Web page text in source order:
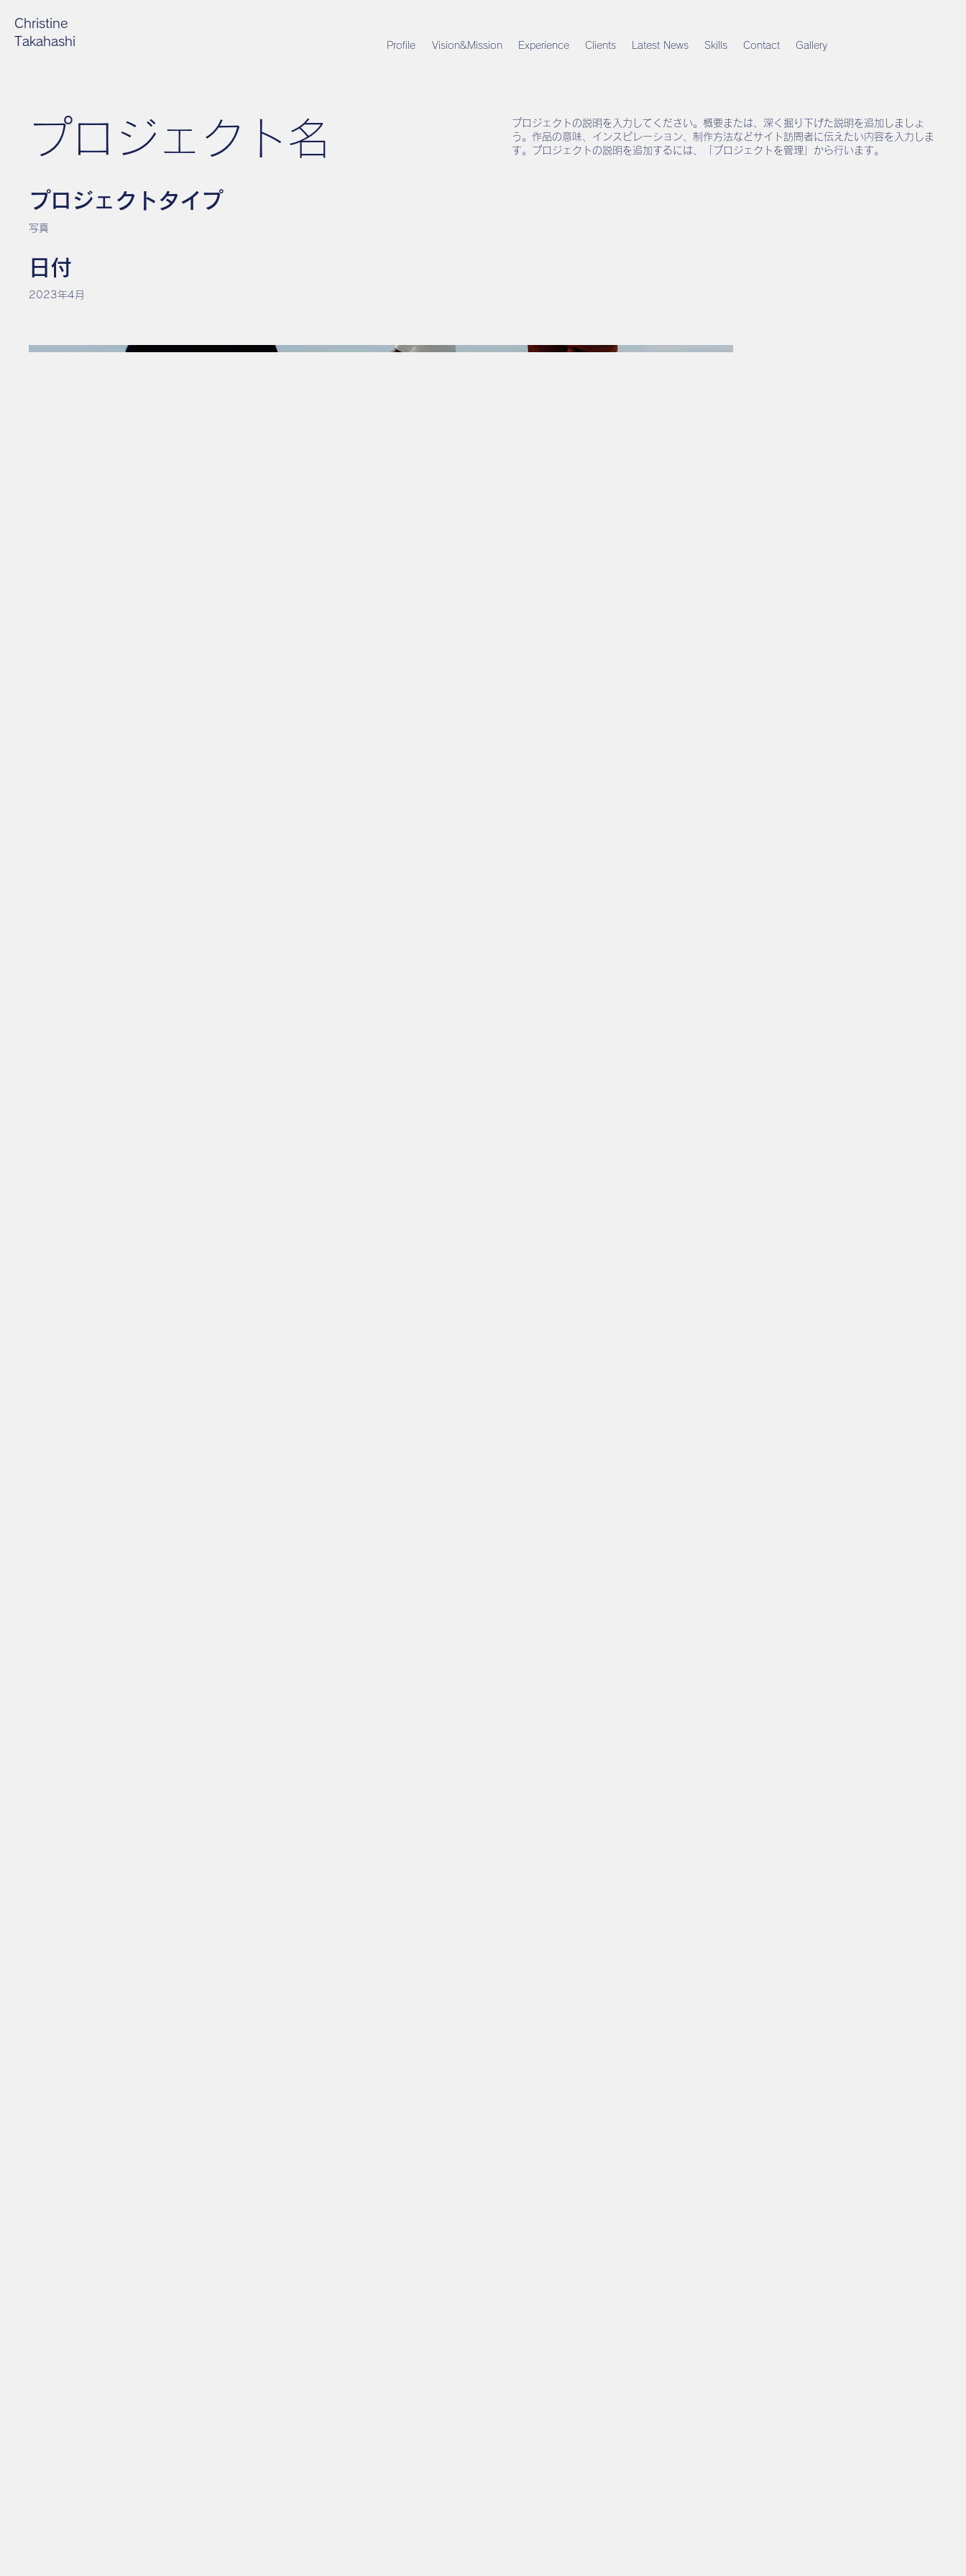
Christine
Takahashi
Profile Vision&Mission Experience Clients Latest News Skills Contact Gallery
プロジェクト名
プロジェクトタイプ
写真
日付
2023年4月
プロジェクトの説明を入力してください。概要または、深く掘り下げた説明を追加しましょ
う。作品の意味、インスピレーション、制作方法などサイト訪問者に伝えたい内容を入力しま
す。プロジェクトの説明を追加するには、「プロジェクトを管理」から行います。